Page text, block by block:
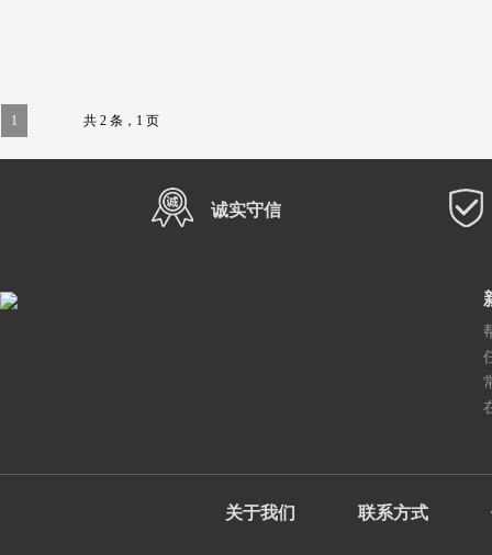
1 共 2 条，1 页
诚实守信
关于我们 联系方式